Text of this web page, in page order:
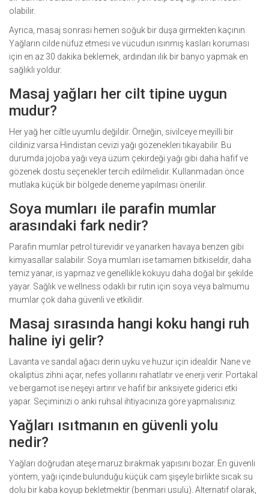
olabilir.
Ayrıca, masaj sonrası hemen soğuk bir duşa girmekten kaçının.
Yağların cilde nüfuz etmesi ve vücudun ısınmış kasları koruması
için en az 30 dakika beklemek, ardından ılık bir banyo yapmak en
sağlıklı yoldur.
Masaj yağları her cilt tipine uygun
mudur?
Her yağ her ciltle uyumlu değildir. Örneğin, sivilceye meyilli bir
cildiniz varsa Hindistan cevizi yağı gözenekleri tıkayabilir. Bu
durumda jojoba yağı veya üzüm çekirdeği yağı gibi daha hafif ve
gözenek dostu seçenekler tercih edilmelidir. Kullanmadan önce
mutlaka küçük bir bölgede deneme yapılması önerilir.
Soya mumları ile parafin mumlar
arasındaki fark nedir?
Parafin mumlar petrol türevidir ve yanarken havaya benzen gibi
kimyasallar salabilir. Soya mumları ise tamamen bitkiseldir, daha
temiz yanar, is yapmaz ve genellikle kokuyu daha doğal bir şekilde
yayar. Sağlık ve wellness odaklı bir rutin için soya veya balmumu
mumlar çok daha güvenli ve etkilidir.
Masaj sırasında hangi koku hangi ruh
haline iyi gelir?
Lavanta ve sandal ağacı derin uyku ve huzur için idealdir. Nane ve
okaliptüs zihni açar, nefes yollarını rahatlatır ve enerji verir. Portakal
ve bergamot ise neşeyi artırır ve hafif bir anksiyete giderici etki
yapar. Seçiminizi o anki ruhsal ihtiyacınıza göre yapmalısınız.
Yağları ısıtmanın en güvenli yolu
nedir?
Yağları doğrudan ateşe maruz bırakmak yapısını bozar. En güvenli
yöntem, yağı içinde bulunduğu küçük cam şişeyle birlikte sıcak su
dolu bir kaba koyup bekletmektir (benmari usulü). Alternatif olarak,